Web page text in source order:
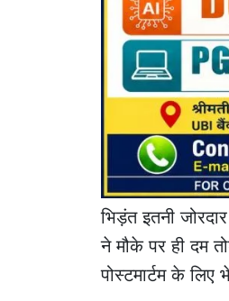
भिड़ंत इतनी
ने मौके पर ही दम
पोस्टमार्टम के